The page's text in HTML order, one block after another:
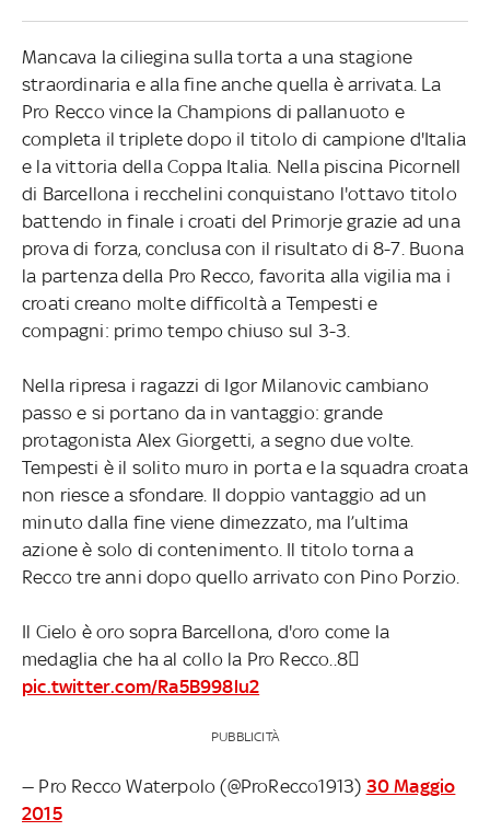
Mancava la ciliegina sulla torta a una stagione
straordinaria e alla fine anche quella è arrivata. La
Pro Recco vince la Champions di pallanuoto e
completa il triplete dopo il titolo di campione d'Italia
e la vittoria della Coppa Italia. Nella piscina Picornell
di Barcellona i recchelini conquistano l'ottavo titolo
battendo in finale i croati del Primorje grazie ad una
prova di forza, conclusa con il risultato di 8-7. Buona
la partenza della Pro Recco, favorita alla vigilia ma i
croati creano molte difficoltà a Tempesti e
compagni: primo tempo chiuso sul 3-3.
Nella ripresa i ragazzi di Igor Milanovic cambiano
passo e si portano da in vantaggio: grande
protagonista Alex Giorgetti, a segno due volte.
Tempesti è il solito muro in porta e la squadra croata
non riesce a sfondare. Il doppio vantaggio ad un
minuto dalla fine viene dimezzato, ma l’ultima
azione è solo di contenimento. Il titolo torna a
Recco tre anni dopo quello arrivato con Pino Porzio.
Il Cielo è oro sopra Barcellona, d'oro come la
medaglia che ha al collo la Pro Recco..8
pic.twitter.com/Ra5B998lu2
PUBBLICITÀ
— Pro Recco Waterpolo (@ProRecco1913) 30 Maggio
2015